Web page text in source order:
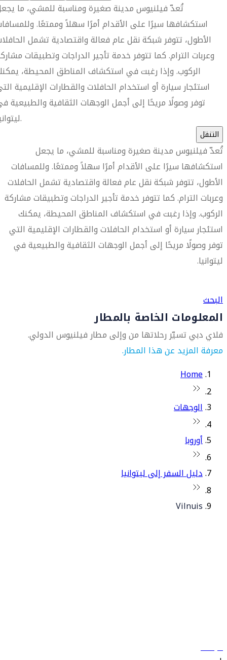
تُعدّ فيلنيوس مدينة صغيرة ومناسبة للمشي، ما
استكشافها سيرًا على الأقدام أمرًا سهلاً وممتعًا.
الأطول، تتوفر شبكة نقل عام فعالة واقتصادية تشمل
وعربات الترام. كما تتوفر خدمة تأجير الدراجات وتطبيقات
الركوب. وإذا رغبت في استكشاف المناطق المحيطة،
استئجار سيارة أو استخدام الحافلات والقطارات الإقليمية
توفر وصولًا مريحًا إلى أجمل الوجهات الثقافية والطبيعية
ليتوانيا.
التنقل
تُعدّ فيلنيوس مدينة صغيرة ومناسبة للمشي، ما يجعل
استكشافها سيرًا على الأقدام أمرًا سهلاً وممتعًا. وللمسافات
الأطول، تتوفر شبكة نقل عام فعالة واقتصادية تشمل الحافلات
وعربات الترام. كما تتوفر خدمة تأجير الدراجات وتطبيقات مشاركة
الركوب. وإذا رغبت في استكشاف المناطق المحيطة، يمكنك
استئجار سيارة أو استخدام الحافلات والقطارات الإقليمية التي
توفر وصولًا مريحًا إلى أجمل الوجهات الثقافية والطبيعية في
ليتوانيا.
البحث
المعلومات الخاصة بالمطار
فلاي دبي تسيّر رحلاتها من وإلى مطار فيلنيوس الدولي.
معرفة المزيد عن هذا المطار.
Home
الوجهات
أوروبا
دليل السفر إلى ليتوانيا
Vilnuis
سياساتنا